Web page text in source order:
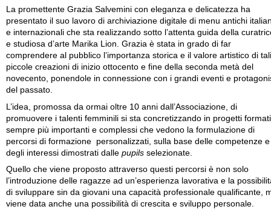
La promettente Grazia Salvemini con eleganza e delicatezza ha
presentato il suo lavoro di archiviazione digitale di menu antichi
e internazionali che sta realizzando sotto l’attenta guida della
e studiosa d’arte Marika Lion. Grazia è stata in grado di far
comprendere al pubblico l’importanza storica e il valore artistico di tali
piccole creazioni di inizio ottocento e fine della seconda metà del
novecento, ponendole in connessione con i grandi eventi e
del passato.
L’idea, promossa da ormai oltre 10 anni dall’Associazione, di
promuovere i talenti femminili si sta concretizzando in progetti
sempre più importanti e complessi che vedono la formulazione di
percorsi di formazione personalizzati, sulla base delle competenze e
degli interessi dimostrati dalle pupils selezionate.
Quello che viene proposto attraverso questi percorsi è non solo
l’introduzione delle ragazze ad un’esperienza lavorativa e la
di sviluppare sin da giovani una capacità professionale qualificante,
viene data anche una possibilità di crescita e sviluppo personale.